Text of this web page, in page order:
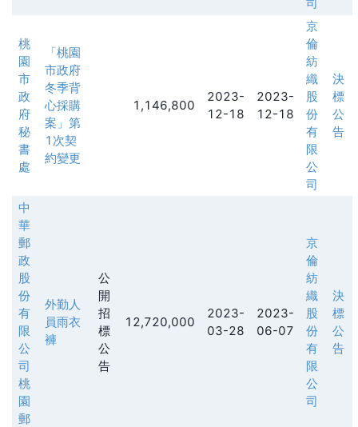
桃
園
市
政
府
秘
書
處
「桃園
市政府
冬季背
心採購
案」第
1次契
約變更
1,146,800
2023-
12-18
2023-
12-18
京
倫
紡
織
股
份
有
限
公
司
決
標
公
告
中
華
郵
政
股
份
有
限
公
司
桃
園
郵
外勤人
員雨衣
褲
公
開
招
標
公
告
12,720,000
2023-
03-28
2023-
06-07
京
倫
紡
織
股
份
有
限
公
司
決
標
公
告